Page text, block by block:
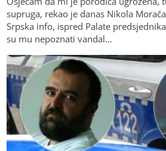
supruga, rekao je danas Nikola
Srpska info, ispred Palate
su mu nepoznati vandal…